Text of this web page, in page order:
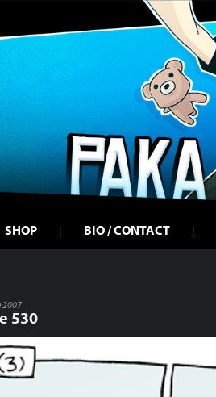
SHOP BIO / CONTACT
2007
530